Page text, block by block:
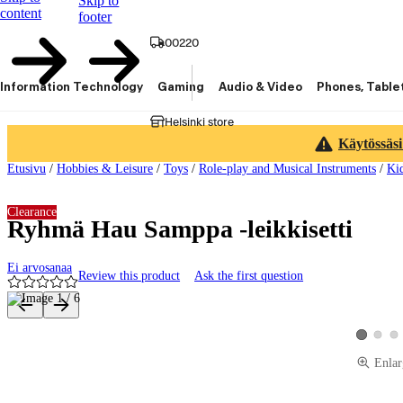
content
footer
00220
Helsinki store
Information Technology Gaming Audio & Video Phones,
Etusivu / Hobbies & Leisure / Toys / Role-play and Musical Instruments /
Ryhmä Hau Samppa -leikkisetti
Ei arvosanaa
Review this product Ask the first question
Clearance
Product images and videos
ViewView